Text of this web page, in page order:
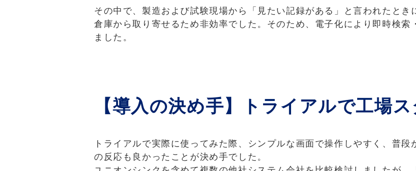
その中で、製造および試験現場から「見たい記録がある」と言われたとき
倉庫から取り寄せるため非効率でした。そのため、電子化により即時検索
ました。
【導入の決め手】トライアルで工場
トライアルで実際に使ってみた際、シンプルな画面で操作しやすく、普段
の反応も良かったことが決め手でした。